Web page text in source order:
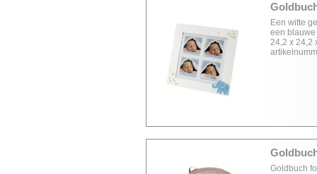
Een witte
een blauwe
24,2 x 24,2
Goldbuch